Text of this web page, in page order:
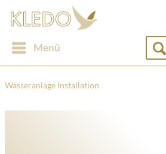
Menü
Wasseranlage Installation